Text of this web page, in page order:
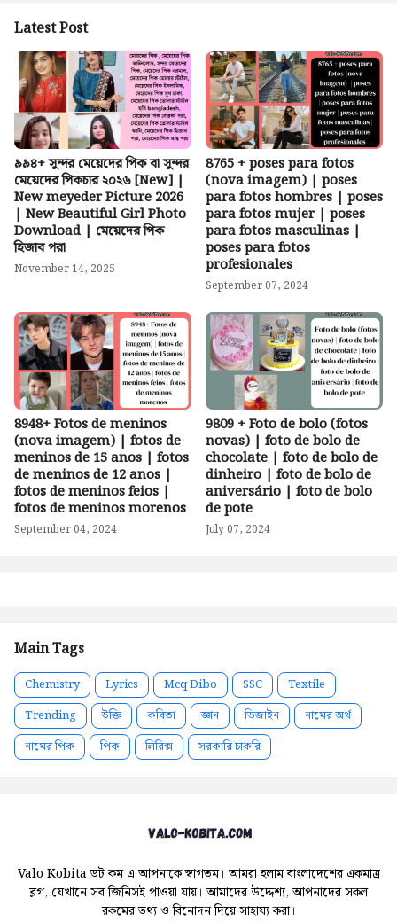
Latest Post
৯৯৪+ সুন্দর মেয়েদের পিক বা সুন্দর
মেয়েদের পিকচার ২০২৬ [New] |
New meyeder Picture 2026
| New Beautiful Girl Photo
Download | মেয়েদের পিক
হিজাব পরা
November 14, 2025
8765 + poses para fotos
(nova imagem) | poses
para fotos hombres | poses
para fotos mujer | poses
para fotos masculinas |
poses para fotos
profesionales
September 07, 2024
8948+ Fotos de meninos
(nova imagem) | fotos de
meninos de 15 anos | fotos
de meninos de 12 anos |
fotos de meninos feios |
fotos de meninos morenos
September 04, 2024
9809 + Foto de bolo (fotos
novas) | foto de bolo de
chocolate | foto de bolo de
dinheiro | foto de bolo de
aniversário | foto de bolo
de pote
July 07, 2024
Main Tags
Chemistry Lyrics Mcq Dibo SSC
Textile
Trending
উক্তি কবিতা জ্ঞান ডিজাইন
নামের অর্থ
নামের পিক
পিক লিরিক্স সরকারি চাকরি
Valo Kobita ডট কম এ আপনাকে স্বাগতম। আমরা হলাম বাংলাদেশের একমাত্র
ব্লগ, যেখানে সব জিনিসই পাওয়া যায়। আমাদের উদ্দেশ্য, আপনাদের সকল
রকমের তথ্য ও বিনোদন দিয়ে সাহায্য করা।